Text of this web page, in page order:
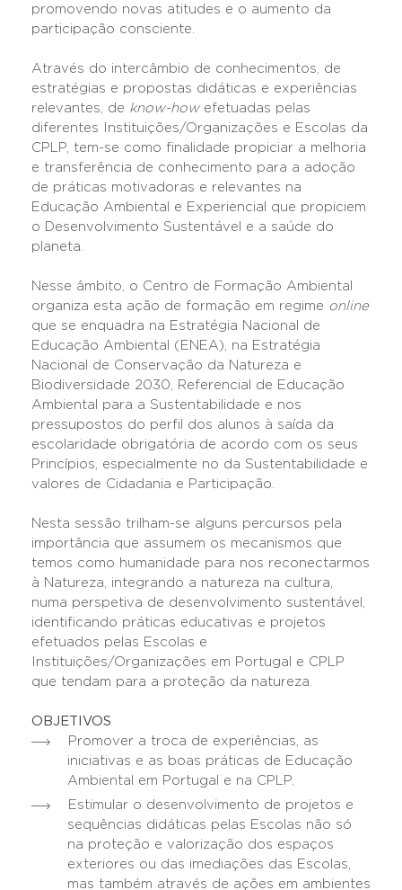
promovendo novas atitudes e o aumento da
participação consciente.
Através do intercâmbio de conhecimentos, de
estratégias e propostas didáticas e experiências
relevantes, de know-howefetuadas pelas
diferentes Instituições/Organizações e Escolas da
CPLP, tem-se como finalidade propiciar a melhoria
e transferência de conhecimento para a adoção
de práticas motivadoras e relevantes na
Educação Ambiental e Experiencial que propiciem
o Desenvolvimento Sustentável e a saúde do
planeta.
Nesse âmbito, o Centro de Formação Ambiental
organiza esta ação de formação em regime online
que se enquadra na Estratégia Nacional de
Educação Ambiental (ENEA), na Estratégia
Nacional de Conservação da Natureza e
Biodiversidade 2030, Referencial de Educação
Ambiental para a Sustentabilidade e nos
pressupostos do perfil dos alunos à saída da
escolaridade obrigatória de acordo com os seus
Princípios, especialmente no da Sustentabilidade e
valores de Cidadania e Participação.
Nesta sessão trilham-se alguns percursos pela
importância que assumem os mecanismos que
temos como humanidade para nos reconectarmos
à Natureza, integrando a natureza na cultura,
numa perspetiva de desenvolvimento sustentável,
identificando práticas educativas e projetos
efetuados pelas Escolas e
Instituições/Organizações em Portugal e CPLP
que tendam para a proteção da natureza.
OBJETIVOS
Promover a troca de experiências, as
iniciativas e as boas práticas de Educação
Ambiental em Portugal e na CPLP.
Estimular o desenvolvimento de projetos e
sequências didáticas pelas Escolas não só
na proteção e valorização dos espaços
exteriores ou das imediações das Escolas,
mas também através de ações em ambientes